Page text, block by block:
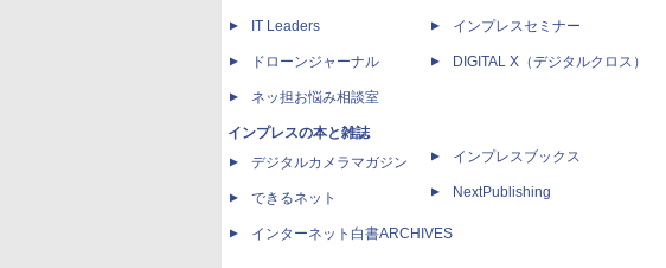
IT Leaders
ドローンジャーナル
ネッ担お悩み相談室
インプレスの本と雑誌
デジタルカメラマガジン
できるネット
インターネット白書ARCHIVES
インプレスセミナー
DIGITAL X（デジタルクロス）
インプレスブックス
NextPublishing